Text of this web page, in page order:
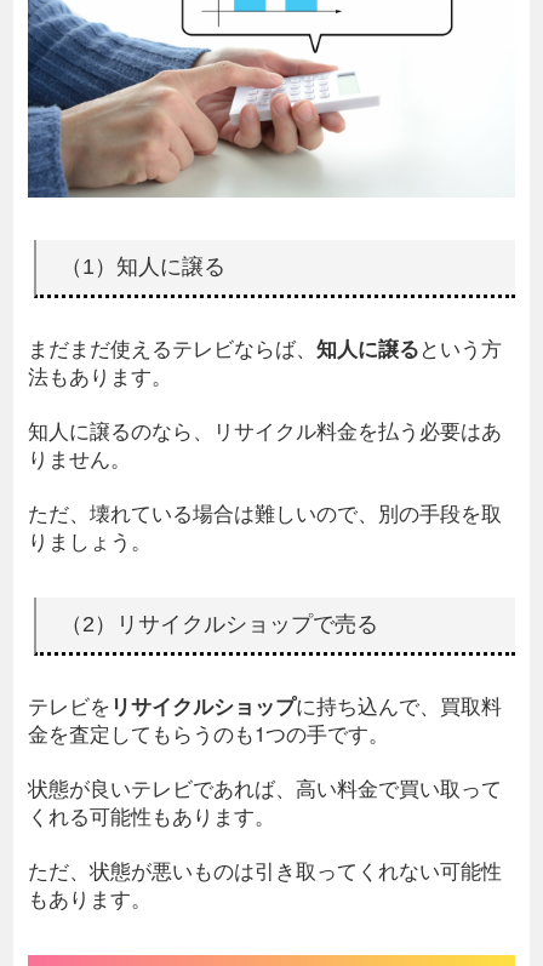
（1）知人に譲る
まだまだ使えるテレビならば、 知人に譲るという方
法もあります。
知人に譲るのなら、リサイクル料金を払う必要はあ
りません。
ただ、壊れている場合は難しいので、別の手段を取
りましょう。
（2）リサイクルショップで売る
テレビを リサイクルショップに持ち込んで、買取料
金を査定してもらうのも1つの手です。
状態が良いテレビであれば、高い料金で買い取って
くれる可能性もあります。
ただ、状態が悪いものは引き取ってくれない可能性
もあります。